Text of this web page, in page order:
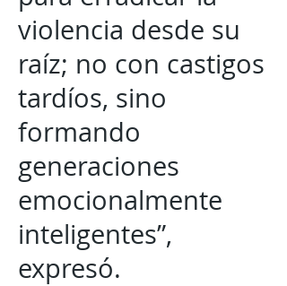
violencia desde su
raíz; no con castigos
tardíos, sino
formando
generaciones
emocionalmente
inteligentes”,
expresó.